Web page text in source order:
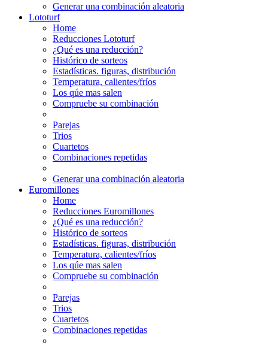
Generar una combinación aleatoria
Lototurf
Home
Reducciones Lototurf
¿Qué es una reducción?
Histórico de sorteos
Estadísticas. figuras, distribución
Temperatura, calientes/fríos
Los qúe mas salen
Compruebe su combinación
Parejas
Trios
Cuartetos
Combinaciones repetidas
Generar una combinación aleatoria
Euromillones
Home
Reducciones Euromillones
¿Qué es una reducción?
Histórico de sorteos
Estadísticas. figuras, distribución
Temperatura, calientes/fríos
Los qúe mas salen
Compruebe su combinación
Parejas
Trios
Cuartetos
Combinaciones repetidas